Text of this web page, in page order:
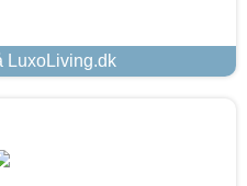
LuxoLiving.dk